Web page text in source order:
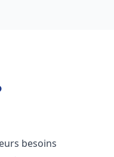
besoins